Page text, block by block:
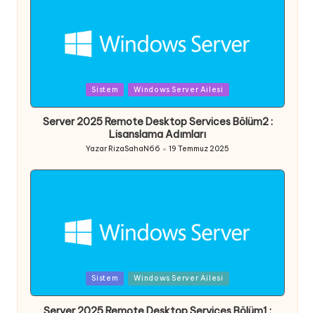
Sistem Windows Server Ailesi
Server 2025 Remote Desktop Services Bölüm2 :
Lisanslama Adımları
Yazar RizaSahaN66 19 Temmuz 2025
Sistem Windows Server Ailesi